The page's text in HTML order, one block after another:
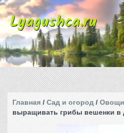
Lyagushca.ru
Главная / Сад и огород /
выращивать грибы вешенки в